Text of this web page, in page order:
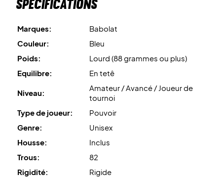
Spécifications
Marques:
Babolat
Couleur:
Bleu
Poids:
Lourd (88 grammes ou plus)
Equilibre:
En tetê
Niveau:
Amateur / Avancé / Joueur de
tournoi
Type de joueur:
Pouvoir
Genre:
Unisex
Housse:
Inclus
Trous:
82
Rigidité:
Rigide